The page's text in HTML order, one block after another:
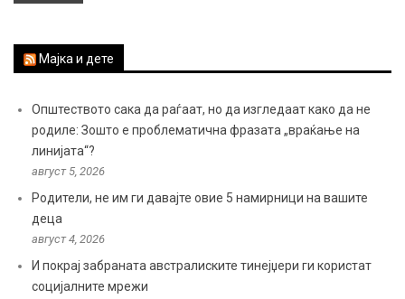
Мајка и дете
Општеството сака да раѓаат, но да изгледаат како да не
родиле: Зошто е проблематична фразата „враќање на
линијата“?
август 5, 2026
Родители, не им ги давајте овие 5 намирници на вашите
деца
август 4, 2026
И покрај забраната австралиските тинејџери ги користат
социјалните мрежи